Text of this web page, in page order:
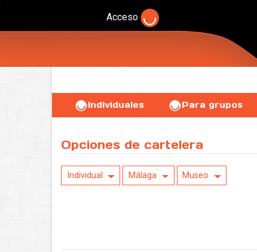
Acceso
Individuales Para grupos
Opciones de cartelera
Individual Málaga Museo